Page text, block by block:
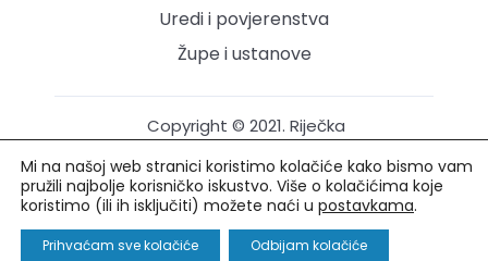
Uredi i povjerenstva
Župe i ustanove
Copyright © 2021. Riječka
pridržana.
Izrada i održavanje: Creative Media™
Mi na našoj web stranici koristimo kolačiće kako bismo vam
pružili najbolje korisničko iskustvo. Više o kolačićima koje
koristimo (ili ih isključiti) možete naći u postavkama.
Prihvaćam sve kolačiće Odbijam kolačiće